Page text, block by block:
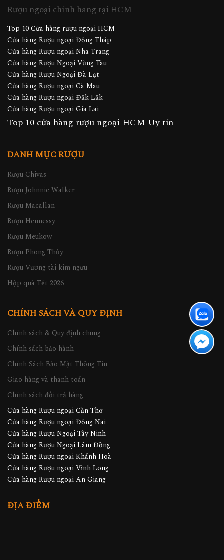
Rượu ngoại chính hãng tại HCM
Top 10 Cửa hàng rượu ngoại HCM
Cửa hàng Rượu ngoại Đồng Tháp
Cửa hàng Rượu ngoại Nha Trang
Cửa hàng Rượu Ngoại Vũng Tàu
Cửa hàng Rượu Ngoại Đà Lạt
Cửa hàng Rượu ngoại Cà Mau
Cửa hàng Rượu ngoại Đăk Lăk
Cửa hàng Rượu ngoại Gia Lai
Top 10 cửa hàng rượu ngoại HCM Uy tín
DANH MỤC RƯỢU
Rượu Chivas
Rượu Johnnie Walker
Rượu Macallan
Rượu Hennessy
Rượu Meukow
Rượu Phong Thủy
Rượu Vương tài kim ngưu
Hộp quà Tết 2026
CHÍNH SÁCH VÀ QUY ĐỊNH
Chính sách & Quy định chung
Chính sách bảo hành
Chính Sách Bảo Mật Thông Tin
Giao hàng và thanh toán
Chính sách đổi trả hàng
Cửa hàng Rượu ngoại Cần Thơ
Cửa hàng Rượu ngoại Đồng Nai
Cửa hàng Rượu Ngoại Tây Ninh
Cửa hàng Rượu Ngoại Lâm Đồng
Cửa hàng Rượu ngoại Khánh Hoà
Cửa hàng Rượu ngoại Vĩnh Long
Cửa hàng Rượu ngoại An Giang
ĐỊA ĐIỂM